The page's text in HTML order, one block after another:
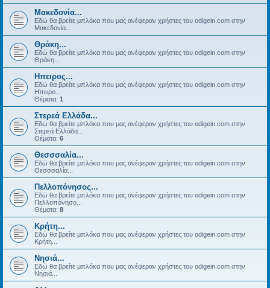
Μακεδονία...
Εδώ θα βρείτε μπλόκα που μας ανέφεραν χρήστες του odigein.com στην
Μακεδονία...
Θράκη...
Εδώ θα βρείτε μπλόκα που μας ανέφεραν χρήστες του odigein.com στην
Θράκη...
Ηπειρος...
Εδώ θα βρείτε μπλόκα που μας ανέφεραν χρήστες του odigein.com στην
Ηπειρο...
Θέματα: 1
Στερεά Ελλάδα...
Εδώ θα βρείτε μπλόκα που μας ανέφεραν χρήστες του odigein.com στην
Στερεά Ελλάδα...
Θέματα: 6
Θεσσσαλία...
Εδώ θα βρείτε μπλόκα που μας ανέφεραν χρήστες του odigein.com στην
Θεσσσαλία...
Πελλοπόνησος...
Εδώ θα βρείτε μπλόκα που μας ανέφεραν χρήστες του odigein.com στην
Πελλοπόνησο...
Θέματα: 8
Κρήτη...
Εδώ θα βρείτε μπλόκα που μας ανέφεραν χρήστες του odigein.com στην
Κρήτη...
Νησιά...
Εδώ θα βρείτε μπλόκα που μας ανέφεραν χρήστες του odigein.com στην
Νησιά...